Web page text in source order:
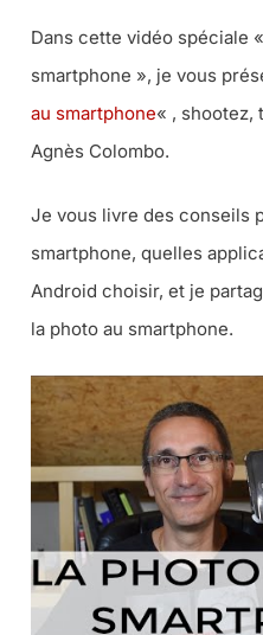
Dans cette vidéo spéciale
smartphone », je vous
au smartphone« , shootez,
Agnès Colombo.
Je vous livre des conseils
smartphone, quelles
Android choisir, et je
la photo au smartphone.